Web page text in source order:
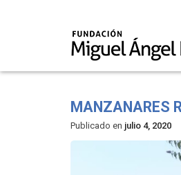
MANZANARES
Publicado en julio 4, 2020